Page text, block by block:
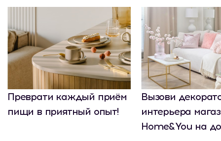
Преврати каждый приём
пищи в приятный опыт!
Вызови
интерьера
Home&You на